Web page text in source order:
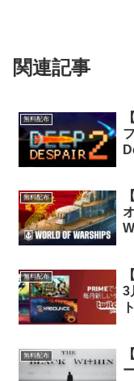
関連記事
無料配布
無料配布
無料配布
3
無料配布